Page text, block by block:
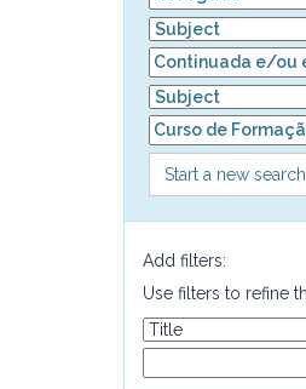
Start a new search
Add filters:
Use filters to refine